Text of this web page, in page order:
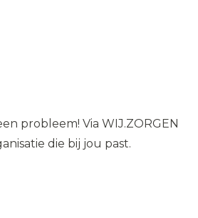
probleem! Via WIJ.ZORGEN
die bij jou past.